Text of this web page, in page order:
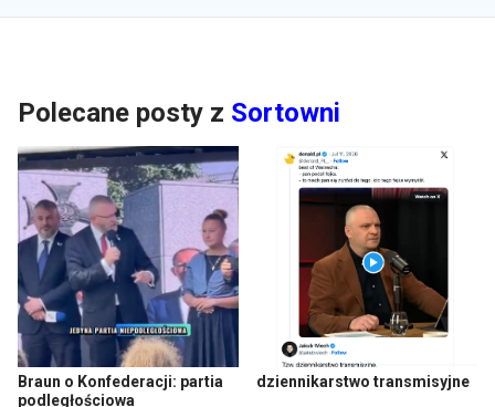
Polecane posty z Sortowni
Braun o Konfederacji: partia
podległościowa
dziennikarstwo transmisyjne